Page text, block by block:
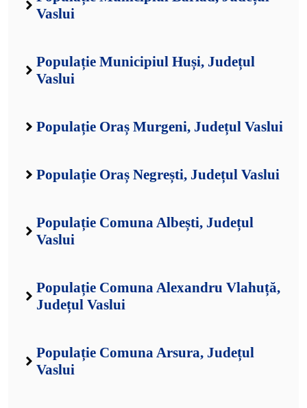
Vaslui
Populație Municipiul Huși, Județul
Vaslui
Populație Oraș Murgeni, Județul Vaslui
Populație Oraș Negrești, Județul Vaslui
Populație Comuna Albești, Județul
Vaslui
Populație Comuna Alexandru Vlahuță,
Județul Vaslui
Populație Comuna Arsura, Județul
Vaslui